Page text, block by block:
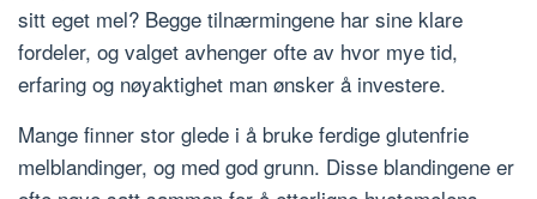
sitt eget mel? Begge tilnærmingene har sine klare
fordeler, og valget avhenger ofte av hvor mye tid,
erfaring og nøyaktighet man ønsker å investere.
Mange finner stor glede i å bruke ferdige glutenfrie
melblandinger, og med god grunn. Disse blandingene er